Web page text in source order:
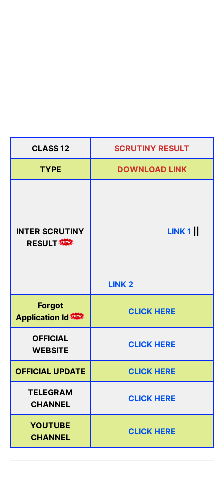
CLASS 12 SCRUTINY RESULT
TYPE DOWNLOAD LINK
INTER SCRUTINY
RESULT
LINK 1
LINK 2
Forgot
Application Id
CLICK HERE
OFFICIAL
WEBSITE
CLICK HERE
OFFICIAL UPDATE CLICK HERE
TELEGRAM
CHANNEL
CLICK HERE
YOUTUBE
CHANNEL
CLICK HERE